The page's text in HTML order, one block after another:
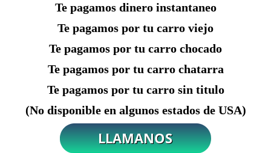
Te pagamos dinero instantaneo
Te pagamos por tu carro viejo
Te pagamos por tu carro chocado
Te pagamos por tu carro chatarra
Te pagamos por tu carro sin titulo
(No disponible en algunos estados de USA)